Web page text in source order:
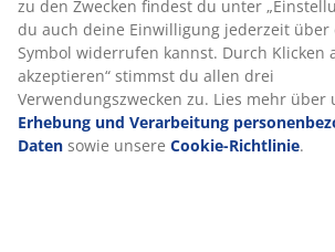
zu den Zwecken findest du unter
du auch deine Einwilligung jederzeit über
Symbol widerrufen kannst. Durch Klicken
akzeptieren“ stimmst du allen drei
Verwendungszwecken zu. Lies mehr über
Erhebung und Verarbeitung
Daten sowie unsere Cookie-Richtlinie.